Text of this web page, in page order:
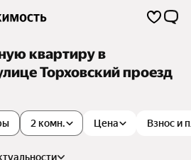
квартиру в
Торховский проезд
Цена Взнос и
2 комн.